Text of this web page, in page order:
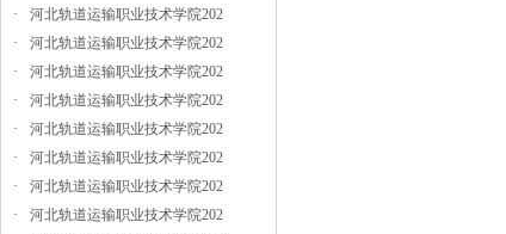
·
河北轨道运输职业技术学院202
·
河北轨道运输职业技术学院202
·
河北轨道运输职业技术学院202
·
河北轨道运输职业技术学院202
·
河北轨道运输职业技术学院202
·
河北轨道运输职业技术学院202
·
河北轨道运输职业技术学院202
·
河北轨道运输职业技术学院202